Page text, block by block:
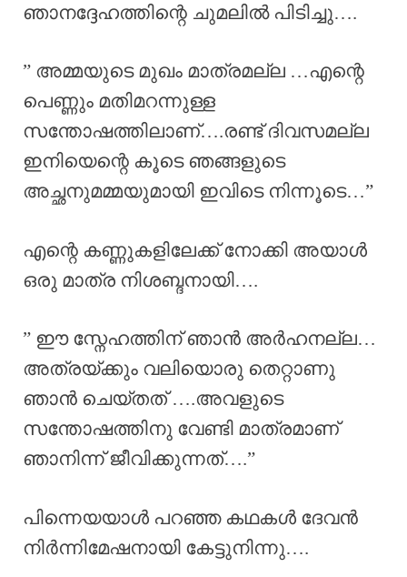
ഞാനദ്ദേഹത്തിന്റെ ചുമലിൽ പിടിച്ചു….
” അമ്മയുടെ മുഖം മാത്രമല്ല …എന്റെ
പെണ്ണും മതിമറന്നുള്ള
സന്തോഷത്തിലാണ്….രണ്ട് ദിവസമല്ല
ഇനിയെന്റെ കൂടെ ഞങ്ങളുടെ
അച്ഛനുമമ്മയുമായി ഇവിടെ നിന്നൂടെ…”
എന്റെ കണ്ണുകളിലേക്ക് നോക്കി അയാൾ
ഒരു മാത്ര നിശബ്ദനായി….
” ഈ സ്നേഹത്തിന് ഞാൻ അർഹനല്ല…
അത്രയ്ക്കും വലിയൊരു തെറ്റാണു
ഞാൻ ചെയ്തത് ….അവളുടെ
സന്തോഷത്തിനു വേണ്ടി മാത്രമാണ്
ഞാനിന്ന് ജീവിക്കുന്നത്….”
പിന്നെയയാൾ പറഞ്ഞ കഥകൾ ദേവൻ
നിർന്നിമേഷനായി കേട്ടുനിന്നു….